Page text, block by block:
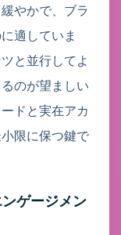
やかで、ブラ
適していま
と並行してよ
のが望ましい
ドと実在アカ
限に保つ鍵で
ゲージメン